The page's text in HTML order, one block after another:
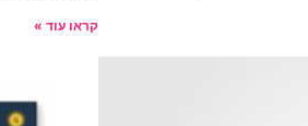
קראו עוד »